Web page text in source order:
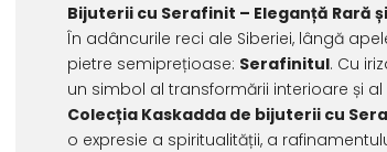
Bijuterii cu Serafinit – Eleganță Rară
În adâncurile reci ale Siberiei, lângă
pietre semiprețioase: Serafinitul. Cu
un simbol al transformării interioare și
Colecția Kaskadda de bijuterii cu
o expresie a spiritualității, a